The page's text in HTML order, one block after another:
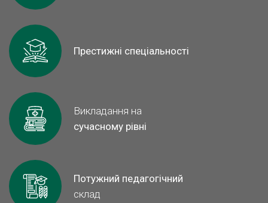
Престижні спеціальності
Викладання на
сучасному рівні
Потужний педагогічний
склад